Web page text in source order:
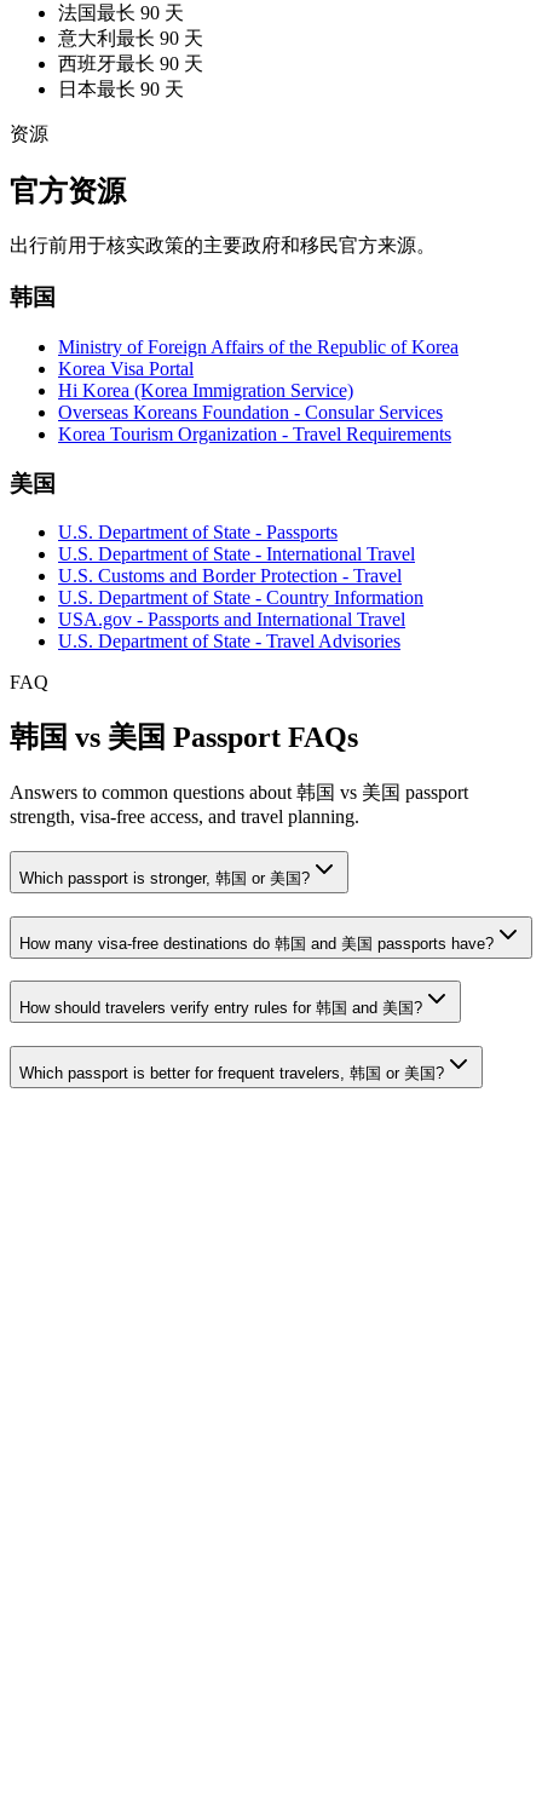
法国最长 90 天
意大利 最长 90 天
西班牙最长 90 天
日本最长 90 天
资源
官方资源
出行前用于核实政策的主要政府和移民官方来源。
韩国
Ministry of Foreign Affairs of the Republic of Korea
Korea Visa Portal
Hi Korea (Korea Immigration Service)
Overseas Koreans Foundation - Consular Services
Korea Tourism Organization - Travel Requirements
美国
U.S. Department of State - Passports
U.S. Department of State - International Travel
U.S. Customs and Border Protection - Travel
U.S. Department of State - Country Information
USA.gov - Passports and International Travel
U.S. Department of State - Travel Advisories
FAQ
韩国 vs 美国 Passport FAQs
Answers to common questions about 韩国 vs 美国 passport
strength, visa-free access, and travel planning.
Which passport is stronger, 韩国 or 美国?
How many visa-free destinations do 韩国 and 美国 passports have?
How should travelers verify entry rules for 韩国 and 美国?
Which passport is better for frequent travelers, 韩国 or 美国?